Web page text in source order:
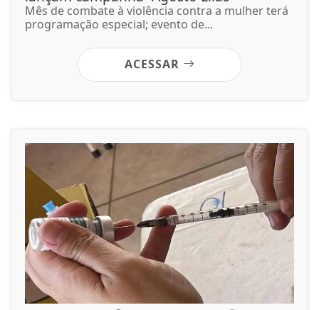
Mês de combate à violência contra a mulher terá
programação especial; evento de...
ACESSAR